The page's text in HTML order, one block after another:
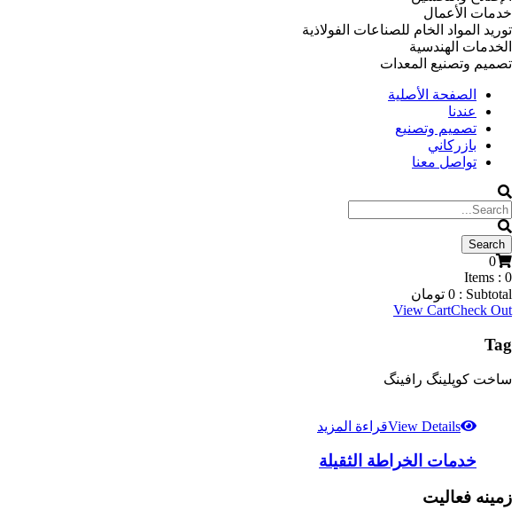
خدمات الأعمال
توريد المواد الخام للصناعات الفولاذية
الخدمات الهندسية
تصميم وتصنيع المعدات
الصفحة الأصلية
عندنا
تصميم وتصنيع
بازركاني
تواصل معنا
0
Items : 0
Subtotal :
0 تومان
View CartCheck Out
Tag
ساخت کوپلینگ رافینگ
View Detailsقراءة المزيد
خدمات الخراطة الثقيلة
زمینه فعالیت